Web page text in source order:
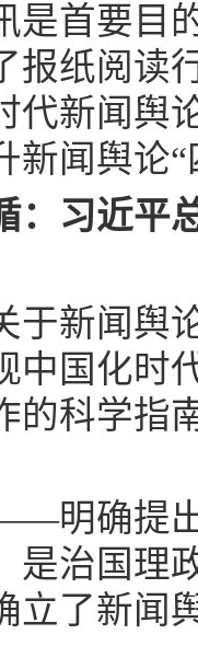
是首要目
报纸阅读
代新闻舆
新闻舆论
：习近
于新闻舆
中国化时
的科学指
明确提
是治国理
立了新闻